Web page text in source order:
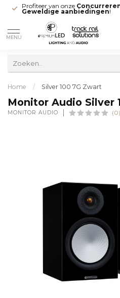
Profiteer van onze
Geweldige aanbiedingen!
MENU
Home / Silver 100 7G Zwart
Monitor Audio Silver
MONITOR AUDIO (0)